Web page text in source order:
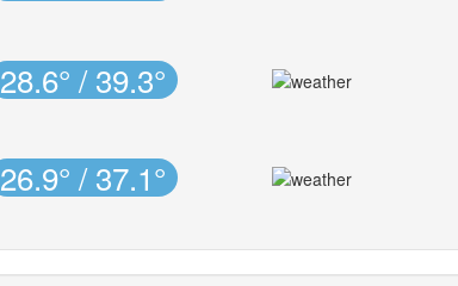
28.6° / 39.3°
26.9° / 37.1°